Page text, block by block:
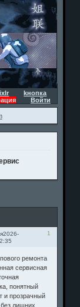
kнопка
Войти
1
2026-
ремонта
сервисная
понятный
и прозрачный
без лишних